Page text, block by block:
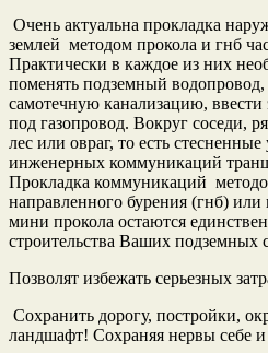
Очень актуальна прокладка
землей методом прокола и гнб
Практически в каждое из них
поменять подземный
самотечную канализацию, ввести
под газопровод. Вокруг соседи,
лес или овраг, то есть
инженерных коммуникаций
Прокладка коммуникаций
направленного бурения (гнб) или
мини прокола остаются
строительства Ваших подземных
Позволят избежать серьезных
Сохранить дорогу, постройки,
ландшафт! Сохраняя нервы себе и